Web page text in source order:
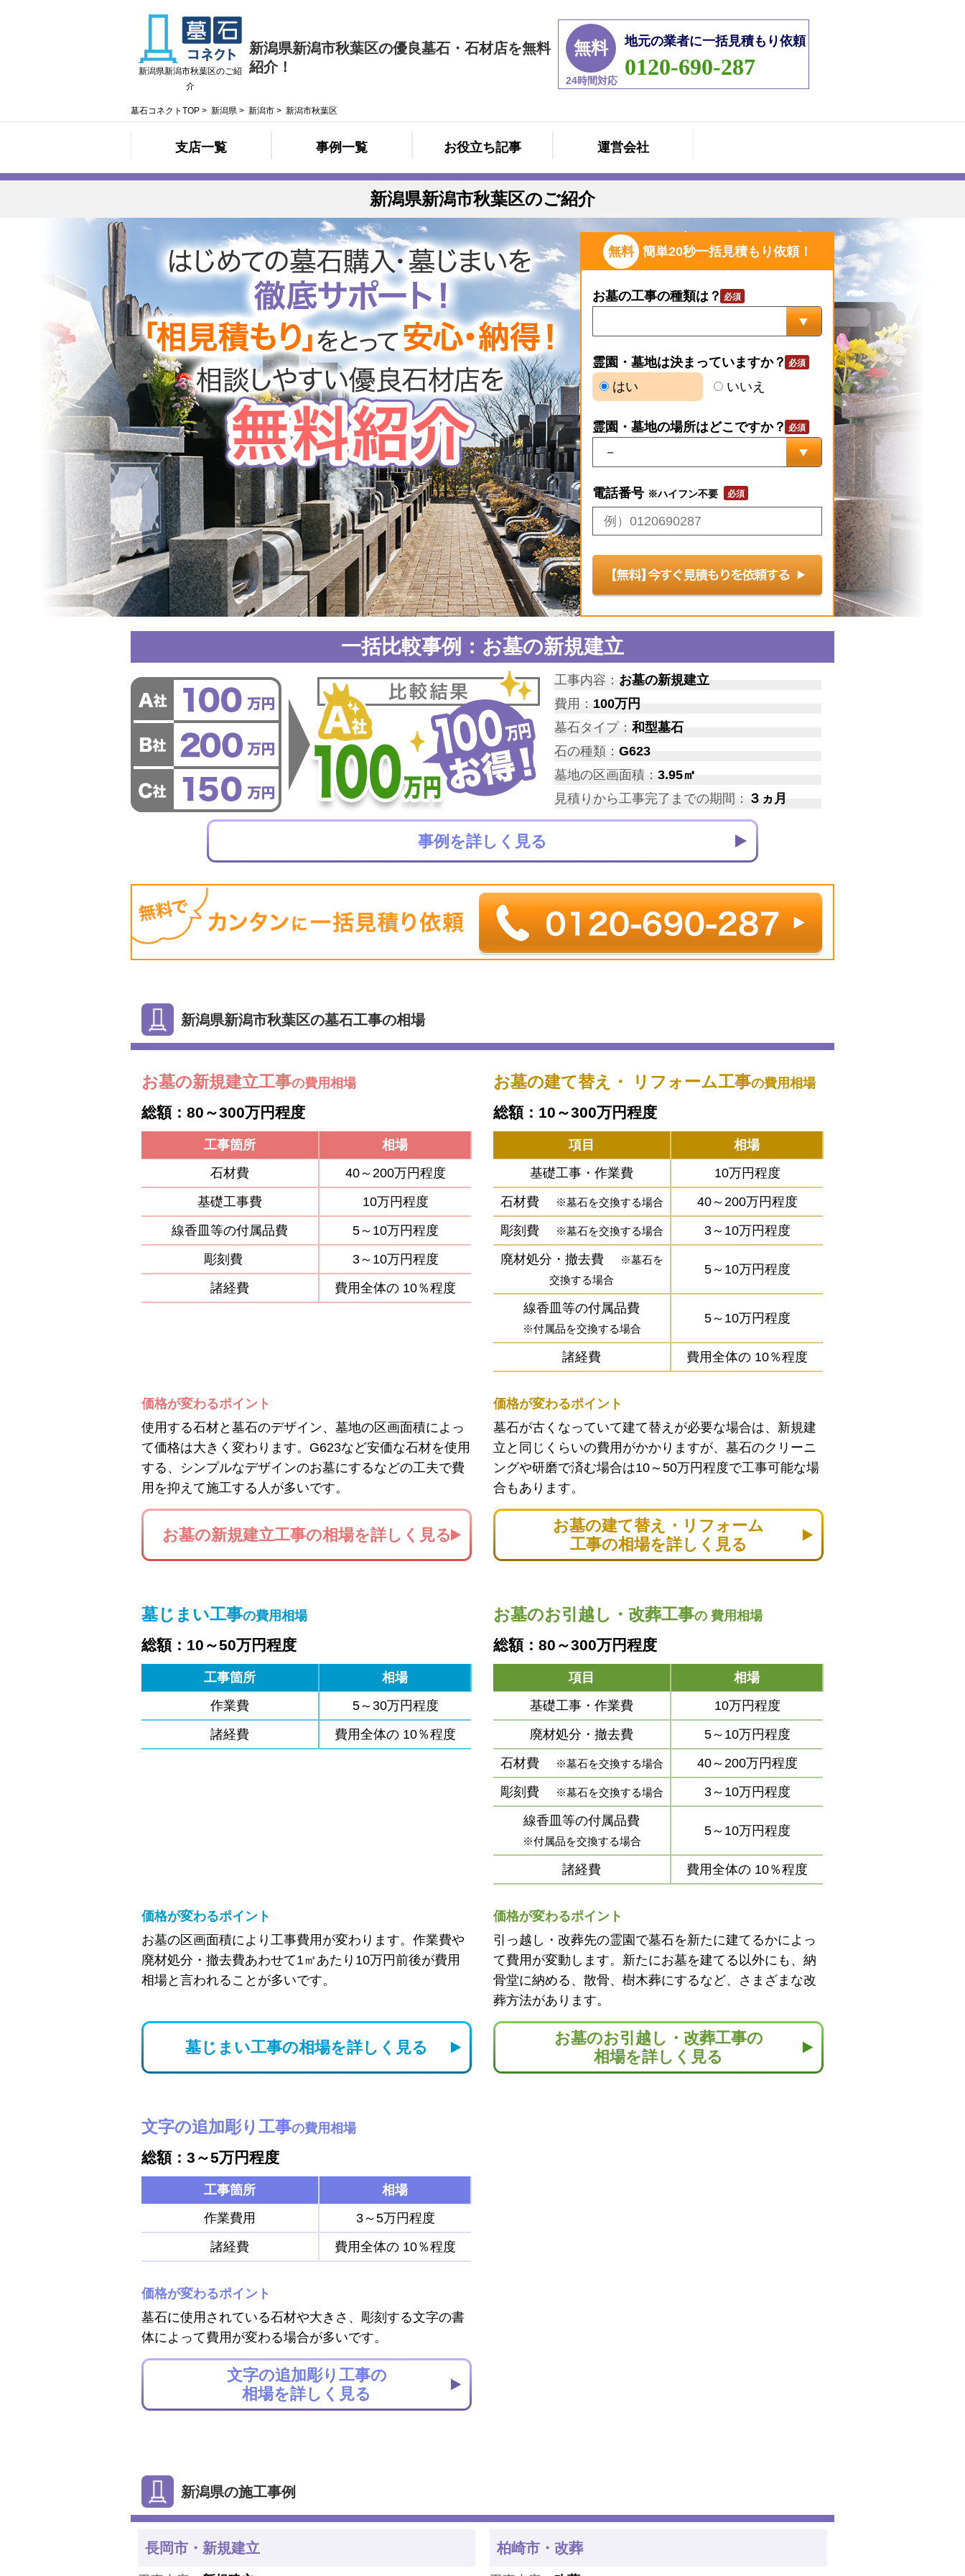
新潟県新潟市秋葉区の優良墓石・石材店を無料
紹介！
新潟県新潟市秋葉区のご紹
介
墓石コネクトTOP > 新潟県 > 新潟市 > 新潟市秋葉区
無料
24時間対応
地元の業者に一括見積もり依頼
0120-690-287
支店一覧 事例一覧 お役立ち記事 運営会社
新潟県新潟市秋葉区のご紹介
無料 簡単20秒一括見積もり依頼！
お墓の工事の種類は？
霊園・墓地は決まっていますか？
はい
いいえ
霊園・墓地の場所はどこですか？
電話番号 ※ハイフン不要
一括比較事例：お墓の新規建立
工事内容： お墓の新規建立
費用： 100万円
墓石タイプ：和型墓石
石の種類： G623
墓地の区画面積： 3.95㎡
見積りから工事完了までの期間： ３ヵ月
事例を詳しく見る
新潟県新潟市秋葉区の墓石工事の相場
お墓の新規建立工事の費用相場
総額：80～300万円程度
工事箇所
相場
石材費
40～200万円程度
基礎工事費
10万円程度
線香皿等の付属品費
5～10万円程度
彫刻費
3～10万円程度
諸経費
費用全体の 10％程度
価格が変わるポイント
使用する石材と墓石のデザイン、墓地の区画面積によっ
て価格は大きく変わります。G623など安価な石材を使用
する、シンプルなデザインのお墓にするなどの工夫で費
用を抑えて施工する人が多いです。
お墓の新規建立工事の相場を詳しく見る
お墓の建て替え・ リフォーム工事の費用相場
総額：10～300万円程度
項目
相場
基礎工事・作業費
10万円程度
石材費
※墓石を交換する場合
40～200万円程度
彫刻費
※墓石を交換する場合
3～10万円程度
廃材処分・撤去費
※墓石を
交換する場合
5～10万円程度
線香皿等の付属品費
※付属品を交換する場合
5～10万円程度
諸経費 費用全体の 10％程度
価格が変わるポイント
墓石が古くなっていて建て替えが必要な場合は、新規建
立と同じくらいの費用がかかりますが、墓石のクリーニ
ングや研磨で済む場合は10～50万円程度で工事可能な場
合もあります。
お墓の建て替え・リフォーム
工事の相場を詳しく見る
墓じまい工事の費用相場
総額：10～50万円程度
工事箇所
相場
作業費
5～30万円程度
諸経費
費用全体の 10％程度
価格が変わるポイント
お墓の区画面積により工事費用が変わります。作業費や
廃材処分・撤去費あわせて1㎡あたり10万円前後が費用
相場と言われることが多いです。
墓じまい工事の相場を詳しく見る
お墓のお引越し・改葬工事の 費用相場
総額：80～300万円程度
項目
相場
基礎工事・作業費
10万円程度
廃材処分・撤去費
5～10万円程度
石材費
※墓石を交換する場合
40～200万円程度
彫刻費
※墓石を交換する場合
3～10万円程度
線香皿等の付属品費
※付属品を交換する場合
5～10万円程度
諸経費 費用全体の 10％程度
価格が変わるポイント
引っ越し・改葬先の霊園で墓石を新たに建てるかによっ
て費用が変動します。新たにお墓を建てる以外にも、納
骨堂に納める、散骨、樹木葬にするなど、さまざまな改
葬方法があります。
お墓のお引越し・改葬工事の
相場を詳しく見る
文字の追加彫り工事の費用相場
総額：3～5万円程度
工事箇所
相場
作業費用
3～5万円程度
諸経費
費用全体の 10％程度
価格が変わるポイント
墓石に使用されている石材や大きさ、彫刻する文字の書
体によって費用が変わる場合が多いです。
文字の追加彫り工事の
相場を詳しく見る
新潟県の施工事例
長岡市・新規建立 柏崎市・改葬